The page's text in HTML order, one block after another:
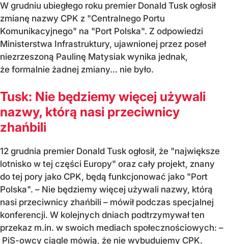
W grudniu ubiegłego roku premier Donald Tusk ogłosił
zmianę nazwy CPK z "Centralnego Portu
Komunikacyjnego" na "Port Polska". Z odpowiedzi
Ministerstwa Infrastruktury, ujawnionej przez poseł
niezrzeszoną Paulinę Matysiak wynika jednak,
że formalnie żadnej zmiany… nie było.
Tusk: Nie będziemy więcej używali
nazwy, którą nasi przeciwnicy
zhańbili
12 grudnia premier Donald Tusk ogłosił, że "największe
lotnisko w tej części Europy" oraz cały projekt, znany
do tej pory jako CPK, będą funkcjonować jako "Port
Polska". – Nie będziemy więcej używali nazwy, którą
nasi przeciwnicy zhańbili – mówił podczas specjalnej
konferencji. W kolejnych dniach podtrzymywał ten
przekaz m.in. w swoich mediach społecznościowych: –
PiS-owcy ciągle mówią, że nie wybudujemy CPK.